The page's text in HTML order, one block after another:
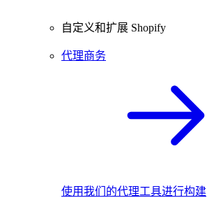
自定义和扩展 Shopify
代理商务
使用我们的代理工具进行构建